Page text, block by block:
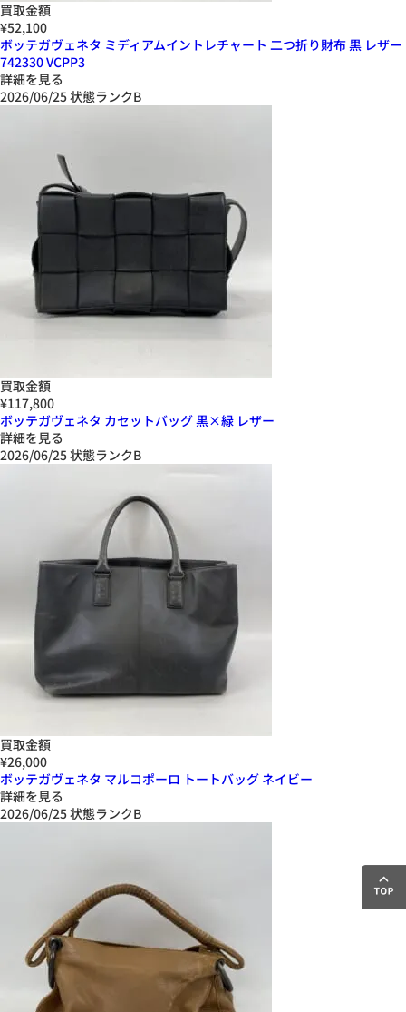
買取金額
¥52,100
ボッテガヴェネタ ミディアムイントレチャート 二つ折り財布 黒 レザー
742330 VCPP3
詳細を見る
2026/06/25状態ランクB
買取金額
¥117,800
ボッテガヴェネタ カセットバッグ 黒×緑 レザー
詳細を見る
2026/06/25状態ランクB
買取金額
¥26,000
ボッテガヴェネタ マルコポーロ トートバッグ ネイビー
詳細を見る
2026/06/25状態ランクB